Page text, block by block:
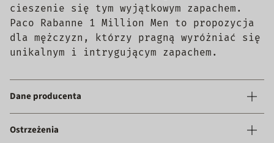
cieszenie się tym wyjątkowym zapachem.
Paco Rabanne 1 Million Men to propozycja
dla mężczyzn, którzy pragną wyróżniać się
unikalnym i intrygującym zapachem.
Dane producenta
Ostrzeżenia